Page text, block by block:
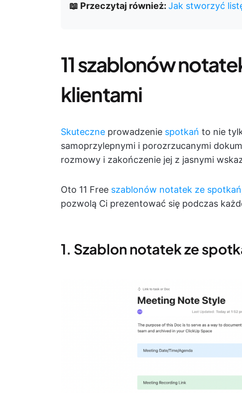
📖 Przeczytaj również: Jak stworzyć
11 szablonów
klientami
Skuteczne prowadzenie spotkań to nie
samoprzylepnymi i porozrzucanymi
rozmowy i zakończenie jej z jasnymi
Oto 11 Free szablonów notatek ze spotkań
pozwolą Ci prezentować się podczas
1. Szablon notatek ze